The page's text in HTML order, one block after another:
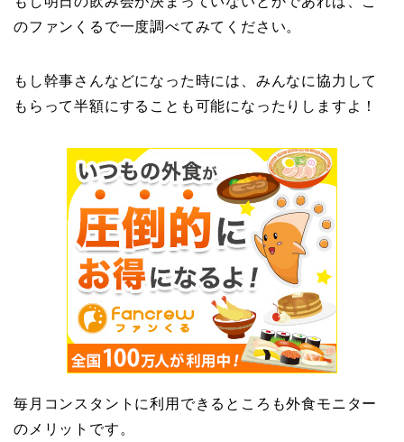
のファンくるで一度調べてみてください。
もし幹事さんなどになった時には、みんなに協力して
もらって半額にすることも可能になったりしますよ！
毎月コンスタントに利用できるところも外食モニター
のメリットです。